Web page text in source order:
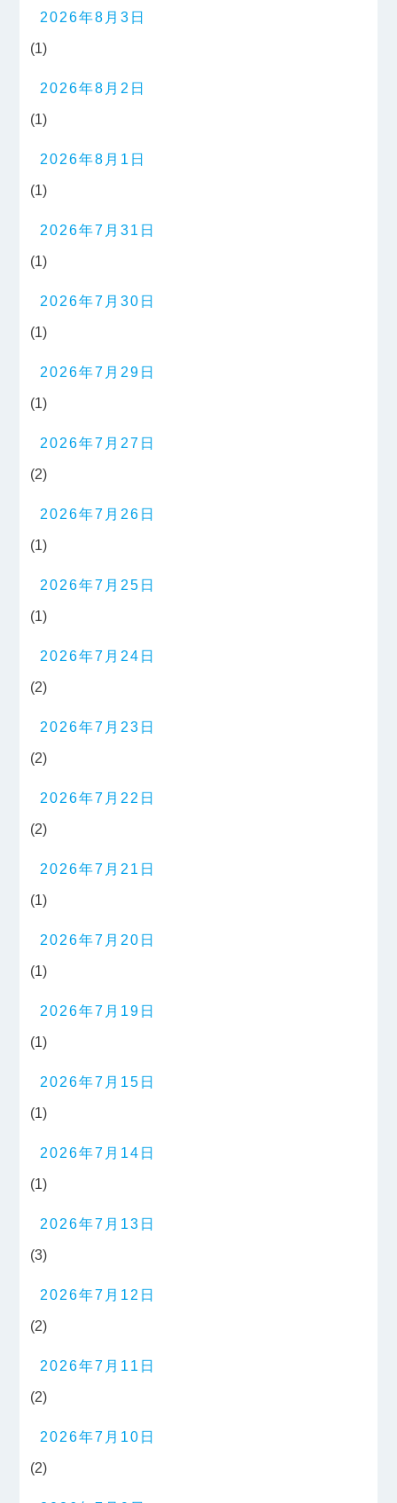
2026年8月3日
(1)
2026年8月2日
(1)
2026年8月1日
(1)
2026年7月31日
(1)
2026年7月30日
(1)
2026年7月29日
(1)
2026年7月27日
(2)
2026年7月26日
(1)
2026年7月25日
(1)
2026年7月24日
(2)
2026年7月23日
(2)
2026年7月22日
(2)
2026年7月21日
(1)
2026年7月20日
(1)
2026年7月19日
(1)
2026年7月15日
(1)
2026年7月14日
(1)
2026年7月13日
(3)
2026年7月12日
(2)
2026年7月11日
(2)
2026年7月10日
(2)